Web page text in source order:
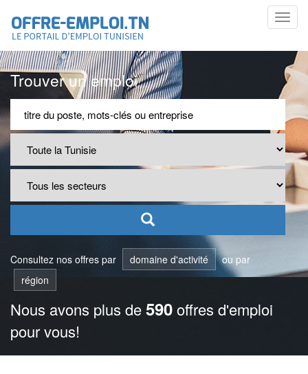
Trouver un emploi
Consultez nos offres par domaine d'activité
ou par
région
Nous avons plus de590offres d'emploi
pour vous!